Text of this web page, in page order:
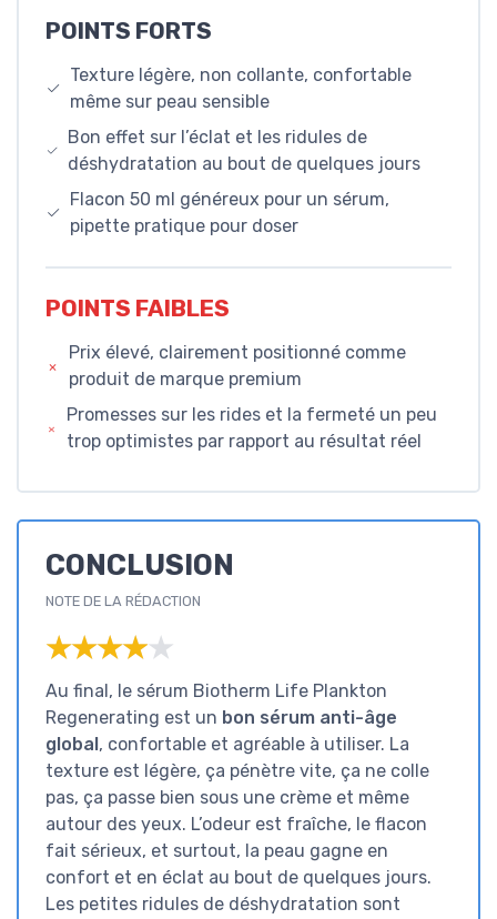
POINTS FORTS
Texture légère, non collante, confortable
même sur peau sensible
Bon effet sur l’éclat et les ridules de
déshydratation au bout de quelques jours
Flacon 50 ml généreux pour un sérum,
pipette pratique pour doser
POINTS FAIBLES
Prix élevé, clairement positionné comme
produit de marque premium
Promesses sur les rides et la fermeté un peu
trop optimistes par rapport au résultat réel
CONCLUSION
NOTE DE LA RÉDACTION
★★★★★
★★★★★
Au final, le sérum Biotherm Life Plankton
Regenerating est un bon sérum anti-âge
global, confortable et agréable à utiliser. La
texture est légère, ça pénètre vite, ça ne colle
pas, ça passe bien sous une crème et même
autour des yeux. L’odeur est fraîche, le flacon
fait sérieux, et surtout, la peau gagne en
confort et en éclat au bout de quelques jours.
Les petites ridules de déshydratation sont